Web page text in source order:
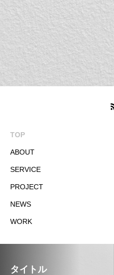
TOP
ABOUT
SERVICE
PROJECT
NEWS
WORK
タイトル